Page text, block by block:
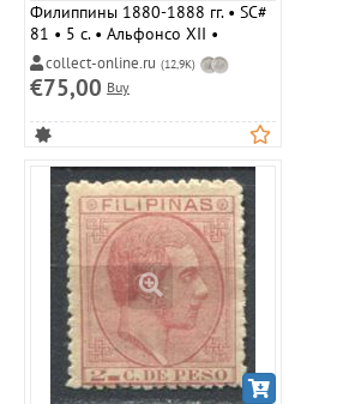
Филиппины 1880-1888 гг. • SC#
81 • 5 c. • Альфонсо XII •
стандарт • MLH OG VF
collect-online.ru (12,9K)
€75,00 Buy